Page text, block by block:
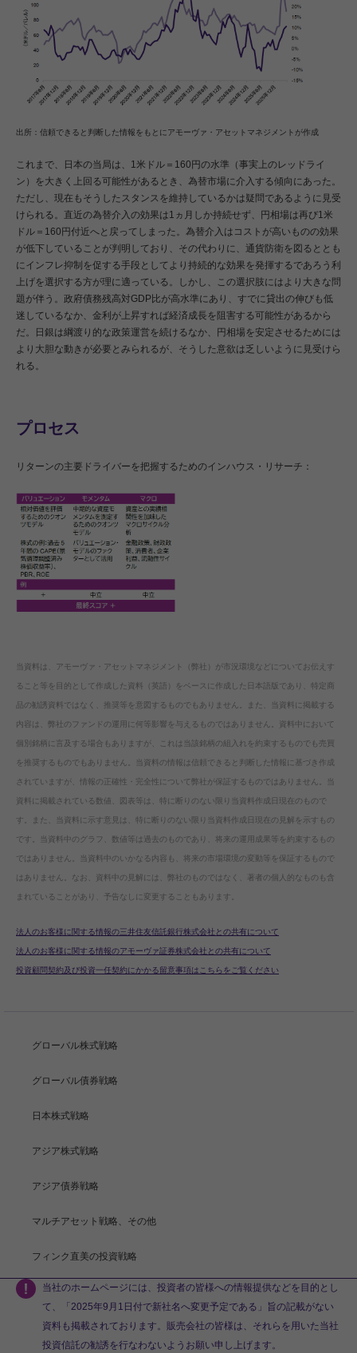
グローバル株式戦略
グローバル債券戦略
日本株式戦略
アジア株式戦略
アジア債券戦略
マルチアセット戦略、その他
フィンク直美の投資戦略
出所：信頼できると判断した情報をもとにアモーヴァ・アセットマネジメントが作成
これまで、日本の当局は、1米ドル＝160円の水準（事実上のレッドライ
ン）を大きく上回る可能性があるとき、為替市場に介入する傾向にあった。
ただし、現在もそうしたスタンスを維持しているかは疑問であるように見受
けられる。直近の為替介入の効果は1ヵ月しか持続せず、円相場は再び1米
ドル＝160円付近へと戻ってしまった。為替介入はコストが高いものの効果
が低下していることが判明しており、その代わりに、通貨防衛を図るととも
にインフレ抑制を促する手段としてより持続的な効果を発揮するであろう利
上げを選択する方が理に適っている。しかし、この選択肢にはより大きな問
題が伴う。政府債務残高対GDP比が高水準にあり、すでに貸出の伸びも低
迷しているなか、金利が上昇すれば経済成長を阻害する可能性があるから
だ。日銀は綱渡り的な政策運営を続けるなか、円相場を安定させるためには
より大胆な動きが必要とみられるが、そうした意欲は乏しいように見受けら
れる。
プロセス
リターンの主要ドライバーを把握するためのインハウス・リサーチ：
当資料は、アモーヴァ・アセットマネジメント（弊社）が市況環境などについてお伝えす
ること等を目的として作成した資料（英語）をベースに作成した日本語版であり、特定商
品の勧誘資料ではなく、推奨等を意図するものでもありません。また、当資料に掲載する
内容は、弊社のファンドの運用に何等影響を与えるものではありません。資料中において
個別銘柄に言及する場合もありますが、これは当該銘柄の組入れを約束するものでも売買
を推奨するものでもありません。当資料の情報は信頼できると判断した情報に基づき作成
されていますが、情報の正確性・完全性について弊社が保証するものではありません。当
資料に掲載されている数値、図表等は、特に断りのない限り当資料作成日現在のもので
す。また、当資料に示す意見は、特に断りのない限り当資料作成日現在の見解を示すもの
です。当資料中のグラフ、数値等は過去のものであり、将来の運用成果等を約束するもの
ではありません。当資料中のいかなる内容も、将来の市場環境の変動等を保証するもので
はありません。なお、資料中の見解には、弊社のものではなく、著者の個人的なものも含
まれていることがあり、予告なしに変更することもあります。
法人のお客様に関する情報の三井住友信託銀行株式会社との共有について
法人のお客様に関する情報のアモーヴァ証券株式会社との共有について
投資顧問契約及び投資一任契約にかかる留意事項はこちらをご覧ください
当社のホームページには、投資者の皆様への情報提供などを目的とし
て、「2025年9月1日付で新社名へ変更予定である」旨の記載がない
資料も掲載されております。販売会社の皆様は、それらを用いた当社
投資信託の勧誘を行なわないようお願い申し上げます。